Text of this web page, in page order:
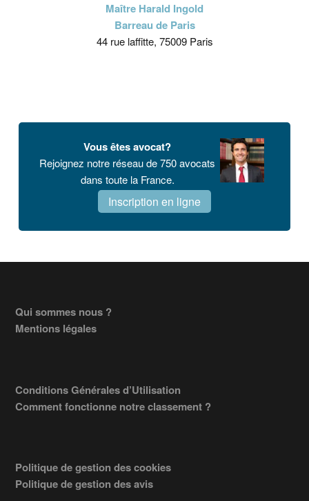
Maître Harald Ingold
Barreau de Paris
44 rue laffitte, 75009 Paris
Vous êtes avocat?
Rejoignez notre réseau de 750 avocats
dans toute la France.
Inscription en ligne
Footer
Qui sommes nous ?
Mentions légales
Conditions Générales d’Utilisation
Comment fonctionne notre classement ?
Politique de gestion des cookies
Politique de gestion des avis